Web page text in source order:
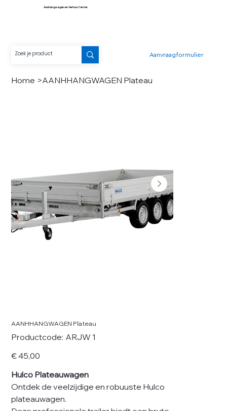
Aanhangwagen en Verhuur Center
Aanvraagformulier
Home >AANHHANGWAGEN Plateau
AANHHANGWAGEN Plateau
Productcode:
Productcode
ARJW
ARJW 1
Prijs
€ 45,00
Hulco Plateauwagen
Ontdek de veelzijdige en robuuste Hulco
plateauwagen.